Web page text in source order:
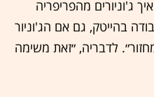
ג'וניורים מהפריפריה
בהייטק, גם אם הג'וניור
לדבריה, ״זאת משימה